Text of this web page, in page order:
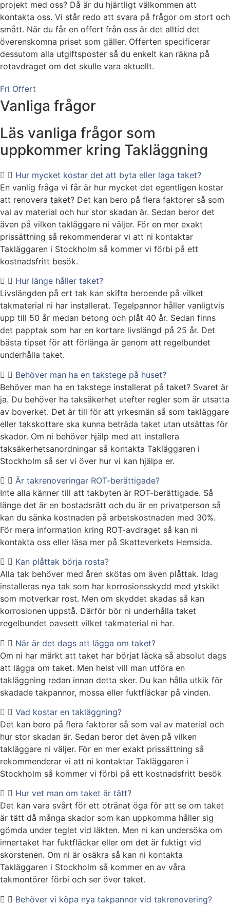
projekt med oss? Då är du hjärtligt välkommen att
kontakta oss. Vi står redo att svara på frågor om stort och
smått. När du får en offert från oss är det alltid det
överenskomna priset som gäller. Offerten specificerar
dessutom alla utgiftsposter så du enkelt kan räkna på
rotavdraget om det skulle vara aktuellt.
Fri Offert
Vanliga frågor
Läs vanliga frågor som
uppkommer kring Takläggning
Hur mycket kostar det att byta eller laga taket?
En vanlig fråga vi får är hur mycket det egentligen kostar
att renovera taket? Det kan bero på flera faktorer så som
val av material och hur stor skadan är. Sedan beror det
även på vilken takläggare ni väljer. För en mer exakt
prissättning så rekommenderar vi att ni kontaktar
Takläggaren i Stockholm så kommer vi förbi på ett
kostnadsfritt besök.
Hur länge håller taket?
Livslängden på ert tak kan skifta beroende på vilket
takmaterial ni har installerat. Tegelpannor håller vanligtvis
upp till 50 år medan betong och plåt 40 år. Sedan finns
det papptak som har en kortare livslängd på 25 år. Det
bästa tipset för att förlänga är genom att regelbundet
underhålla taket.
Behöver man ha en takstege på huset?
Behöver man ha en takstege installerat på taket? Svaret är
ja. Du behöver ha taksäkerhet utefter regler som är utsatta
av boverket. Det är till för att yrkesmän så som takläggare
eller takskottare ska kunna beträda taket utan utsättas för
skador. Om ni behöver hjälp med att installera
taksäkerhetsanordningar så kontakta Takläggaren i
Stockholm så ser vi över hur vi kan hjälpa er.
Är takrenoveringar ROT-berättigade?
Inte alla känner till att takbyten är ROT-berättigade. Så
länge det är en bostadsrätt och du är en privatperson så
kan du sänka kostnaden på arbetskostnaden med 30%.
För mera information kring ROT-avdraget så kan ni
kontakta oss eller läsa mer på Skatteverkets Hemsida.
Kan plåttak börja rosta?
Alla tak behöver med åren skötas om även plåttak. Idag
installeras nya tak som har korrosionsskydd med ytskikt
som motverkar rost. Men om skyddet skadas så kan
korrosionen uppstå. Därför bör ni underhålla taket
regelbundet oavsett vilket takmaterial ni har.
När är det dags att lägga om taket?
Om ni har märkt att taket har börjat läcka så absolut dags
att lägga om taket. Men helst vill man utföra en
takläggning redan innan detta sker. Du kan hålla utkik för
skadade takpannor, mossa eller fuktfläckar på vinden.
Vad kostar en takläggning?
Det kan bero på flera faktorer så som val av material och
hur stor skadan är. Sedan beror det även på vilken
takläggare ni väljer. För en mer exakt prissättning så
rekommenderar vi att ni kontaktar Takläggaren i
Stockholm så kommer vi förbi på ett kostnadsfritt besök
Hur vet man om taket är tätt?
Det kan vara svårt för ett otränat öga för att se om taket
är tätt då många skador som kan uppkomma håller sig
gömda under teglet vid läkten. Men ni kan undersöka om
innertaket har fuktfläckar eller om det är fuktigt vid
skorstenen. Om ni är osäkra så kan ni kontakta
Takläggaren i Stockholm så kommer en av våra
takmontörer förbi och ser över taket.
Behöver vi köpa nya takpannor vid takrenovering?